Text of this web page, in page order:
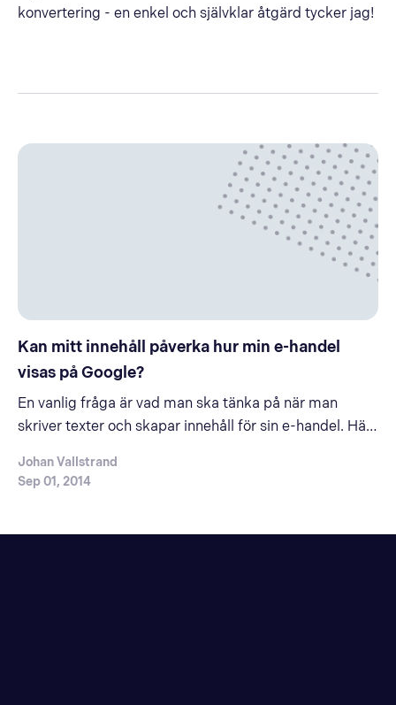
konvertering - en enkel och självklar åtgärd tycker jag!
Kan mitt innehåll påverka hur min e-handel
visas på Google?
En vanlig fråga är vad man ska tänka på när man
skriver texter och skapar innehåll för sin e-handel. Här
Fokusera på kvalitéSe till att bara publicera kvalitativt
Johan Vallstrand
Sep 01, 2014